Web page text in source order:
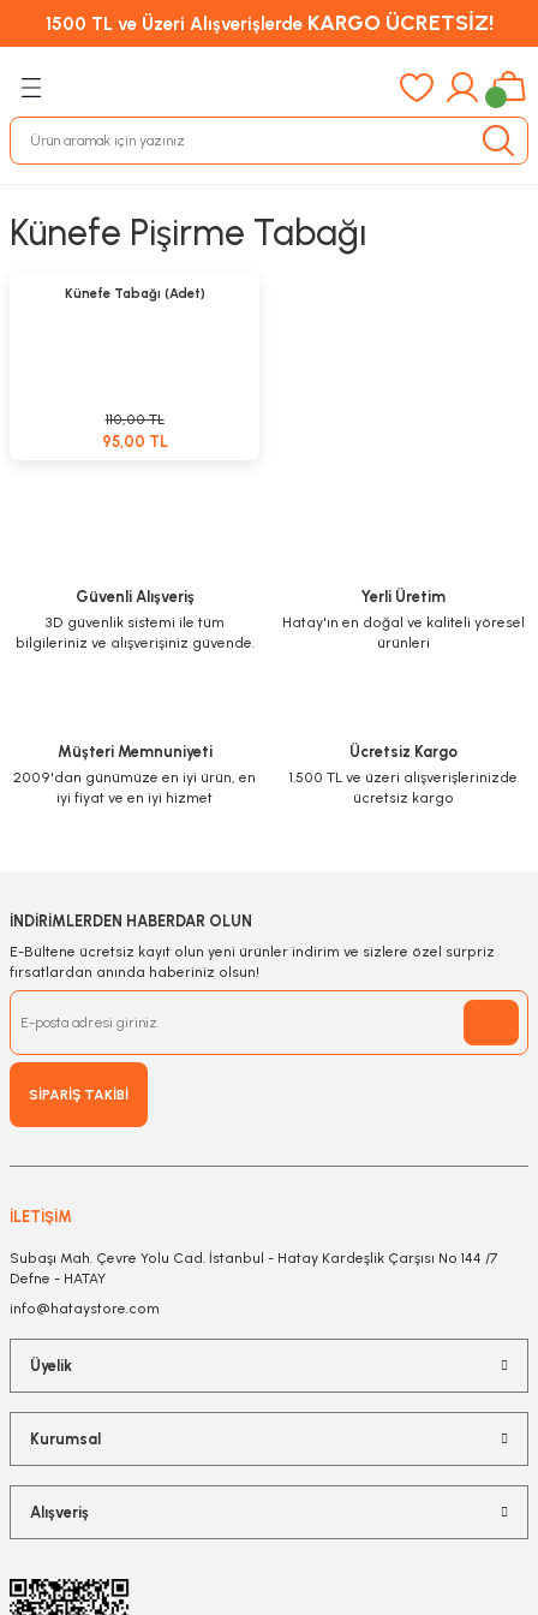
1500 TL ve Üzeri Alışverişlerde KARGO ÜCRETSİZ!
Künefe Pişirme Tabağı
Sepete Ekle
Künefe Tabağı (Adet)
110,00 TL
95,00 TL
Güvenli Alışveriş
3D güvenlik sistemi ile tüm
bilgileriniz ve alışverişiniz güvende.
Yerli Üretim
Hatay'ın en doğal ve kaliteli yöresel
ürünleri
Müşteri Memnuniyeti
2009'dan günümüze en iyi ürün, en
iyi fiyat ve en iyi hizmet
Ücretsiz Kargo
1.500 TL ve üzeri alışverişlerinizde
ücretsiz kargo
İNDİRİMLERDEN HABERDAR OLUN
E-Bültene ücretsiz kayıt olun yeni ürünler indirim ve sizlere özel sürpriz
fırsatlardan anında haberiniz olsun!
SİPARİŞ TAKİBİ
İLETİŞİM
Subaşı Mah. Çevre Yolu Cad. İstanbul - Hatay Kardeşlik Çarşısı No 144 /7
Defne - HATAY
info@hataystore.com
Üyelik
Kurumsal
Alışveriş